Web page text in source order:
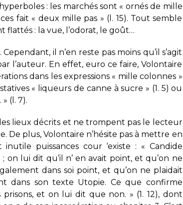
: les marchés sont « ornés de mille
fait « deux mille pas » (l. 15). Tout semble
flattés : la vue, l’odorat, le goût…
il n’en reste pas moins qu’il s’agit
l’auteur. En effet, euro ce faire, Volontaire
dans les expressions « mille colonnes »
« liqueurs de canne à sucre » (1. 5) ou
(l. 7).
lieux décrits et ne trompent pas le lecteur
plus, Volontaire n’hésite pas à mettre en
puissances cour ‘existe : « Candide
lui dit qu’il n’ en avait point, et qu’on ne
dans soi point, et qu’on ne plaidait
dans son texte Utopie. Ce que confirme
prisons, et on lui dit que non. » (1. 12), dont